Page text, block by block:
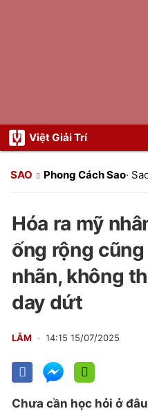
Việt Giải Trí
SAO Phong Cách Sao·
Hóa ra mỹ
ống rộng
nhãn, không
day dứt
LÂM 14:15 15/07/2025
Chưa cần học hỏi ở